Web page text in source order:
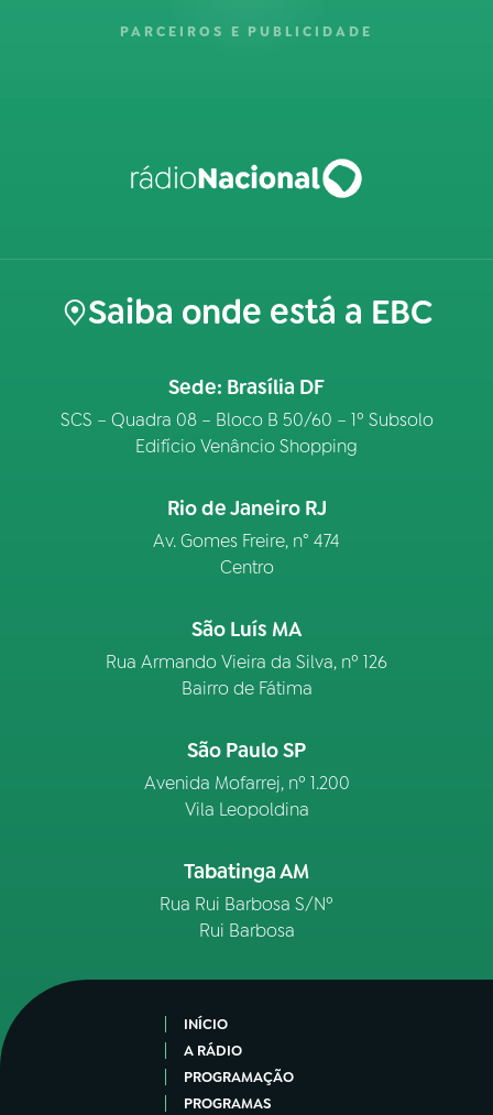
PARCEIROS E PUBLICIDADE
Saiba onde está a EBC
Sede: Brasília DF
SCS – Quadra 08 – Bloco B 50/60 – 1º Subsolo
Edifício Venâncio Shopping
Rio de Janeiro RJ
Av. Gomes Freire, n° 474
Centro
São Luís MA
Rua Armando Vieira da Silva, nº 126
Bairro de Fátima
São Paulo SP
Avenida Mofarrej, nº 1.200
Vila Leopoldina
Tabatinga AM
Rua Rui Barbosa S/Nº
Rui Barbosa
INÍCIO
A RÁDIO
PROGRAMAÇÃO
PROGRAMAS